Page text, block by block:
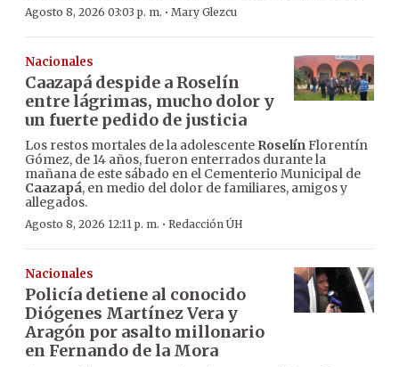
Agosto 8, 2026 03:03 p. m. · Mary Glezcu
Nacionales
Caazapá despide a Roselín
entre lágrimas, mucho dolor y
un fuerte pedido de justicia
Los restos mortales de la adolescente RoselínFlorentín
Gómez, de 14 años, fueron enterrados durante la
mañana de este sábado en el Cementerio Municipal de
Caazapá, en medio del dolor de familiares, amigos y
allegados.
Agosto 8, 2026 12:11 p. m. · Redacción ÚH
Nacionales
Policía detiene al conocido
Diógenes Martínez Vera y
Aragón por asalto millonario
en Fernando de la Mora